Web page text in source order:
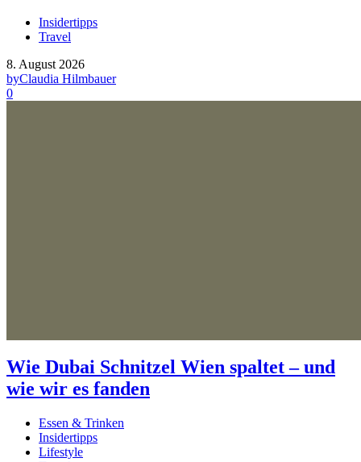
Insidertipps
Travel
8. August 2026
byClaudia Hilmbauer
0
Wie Dubai Schnitzel Wien spaltet – und
wie wir es fanden
Essen & Trinken
Insidertipps
Lifestyle